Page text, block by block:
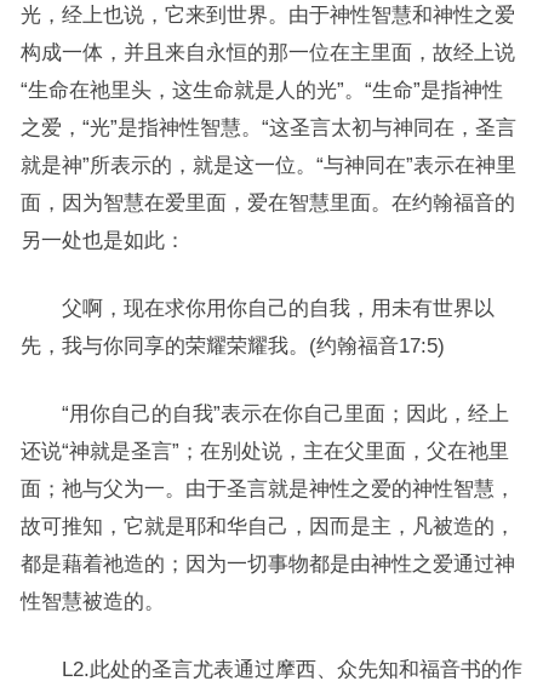
光，经上也说，它来到世界。由于神性智慧和神性之爱
构成一体，并且来自永恒的那一位在主里面，故经上说
“生命在祂里头，这生命就是人的光”。“生命”是指神性
之爱，“光”是指神性智慧。“这圣言太初与神同在，圣言
就是神”所表示的，就是这一位。“与神同在”表示在神里
面，因为智慧在爱里面，爱在智慧里面。在约翰福音的
另一处也是如此：
父啊，现在求你用你自己的自我，用未有世界以
先，我与你同享的荣耀荣耀我。(约翰福音17:5)
“用你自己的自我”表示在你自己里面；因此，经上
还说“神就是圣言”；在别处说，主在父里面，父在祂里
面；祂与父为一。由于圣言就是神性之爱的神性智慧，
故可推知，它就是耶和华自己，因而是主，凡被造的，
都是藉着祂造的；因为一切事物都是由神性之爱通过神
性智慧被造的。
L2.此处的圣言尤表通过摩西、众先知和福音书的作